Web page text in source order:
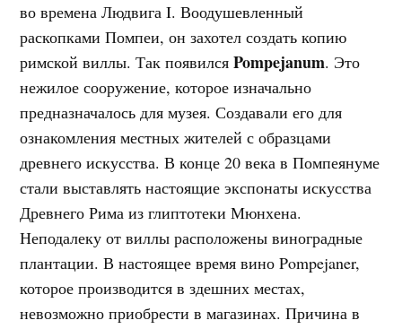
во времена Людвига I. Воодушевленный
раскопками Помпеи, он захотел создать копию
римской виллы. Так появилсяPompejanum. Это
нежилое сооружение, которое изначально
предназначалось для музея. Создавали его для
ознакомления местных жителей с образцами
древнего искусства. В конце 20 века в Помпеянуме
стали выставлять настоящие экспонаты искусства
Древнего Рима из глиптотеки Мюнхена.
Неподалеку от виллы расположены виноградные
плантации. В настоящее время вино Pompejaner,
которое производится в здешних местах,
невозможно приобрести в магазинах. Причина в